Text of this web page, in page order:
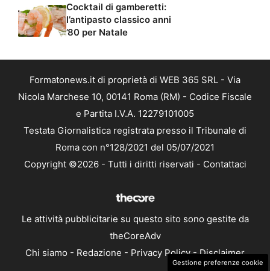
Cocktail di gamberetti:
l’antipasto classico anni
’80 per Natale
Formatonews.it di proprietà di WEB 365 SRL - Via
Nicola Marchese 10, 00141 Roma (RM) - Codice Fiscale
e Partita I.V.A. 12279101005
Testata Giornalistica registrata presso il Tribunale di
Roma con n°128/2021 del 05/07/2021
Copyright ©2026 - Tutti i diritti riservati - Contattaci
Le attività pubblicitarie su questo sito sono gestite da
theCoreAdv
Chi siamo - Redazione - Privacy Policy-Disclaimer
Gestione preferenze cookie